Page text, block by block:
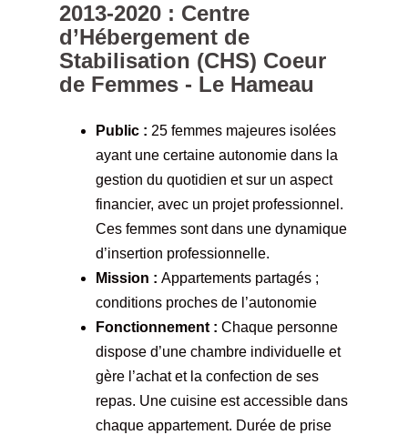
2013-2020 : Centre
d’Hébergement de
Stabilisation (CHS) Coeur
de Femmes - Le Hameau
Public : 25 femmes majeures isolées
ayant une certaine autonomie dans la
gestion du quotidien et sur un aspect
financier, avec un projet professionnel.
Ces femmes sont dans une dynamique
d’insertion professionnelle.
Mission : Appartements partagés ;
conditions proches de l’autonomie
Fonctionnement : Chaque personne
dispose d’une chambre individuelle et
gère l’achat et la confection de ses
repas. Une cuisine est accessible dans
chaque appartement. Durée de prise